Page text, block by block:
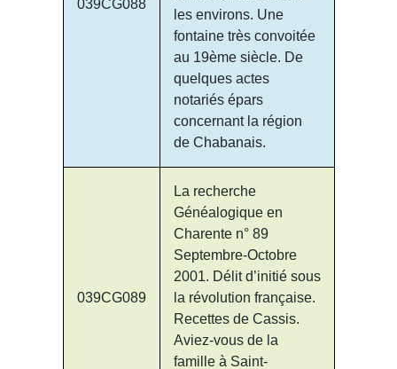
039CG088
les environs. Une
fontaine très convoitée
au 19ème siècle. De
quelques actes
notariés épars
concernant la région
de Chabanais.
039CG089
La recherche
Généalogique en
Charente n° 89
Septembre-Octobre
2001. Délit d’initié sous
la révolution française.
Recettes de Cassis.
Aviez-vous de la
famille à Saint-